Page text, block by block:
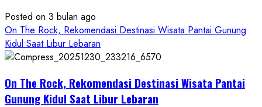
Baru,
Padukan
Keindahan
Alam
Wisata
Kekinian
Posted on 3 bulan ago
On The Rock, Rekomendasi Destinasi Wisata Pantai Gunung
Kidul Saat Libur Lebaran
On The Rock, Rekomendasi Destinasi Wisata Pantai
Gunung Kidul Saat Libur Lebaran